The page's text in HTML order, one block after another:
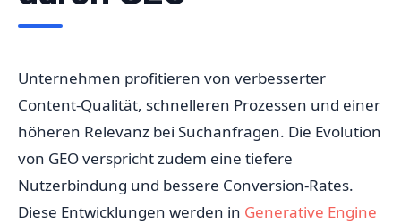
Unternehmen profitieren von verbesserter
Content-Qualität, schnelleren Prozessen und einer
höheren Relevanz bei Suchanfragen. Die Evolution
von GEO verspricht zudem eine tiefere
Nutzerbindung und bessere Conversion-Rates.
Diese Entwicklungen werden in Generative Engine